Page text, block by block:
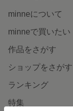
minneについて
minneで買いたい
作品をさがす
ショップをさがす
ランキング
特集